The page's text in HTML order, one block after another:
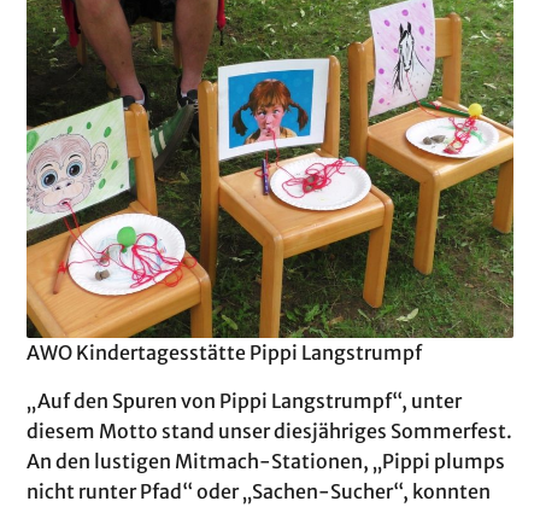
AWO Kindertagesstätte Pippi Langstrumpf
„Auf den Spuren von Pippi Langstrumpf“, unter
diesem Motto stand unser diesjähriges Sommerfest.
An den lustigen Mitmach-Stationen, „Pippi plumps
nicht runter Pfad“ oder „Sachen-Sucher“, konnten